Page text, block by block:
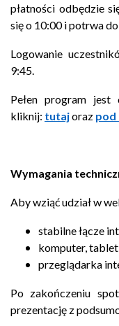
płatności odbędzie
się o 10:00 i potrwa
Logowanie
9:45.
Pełen program
kliknij: tutajoraz pod
Wymagania
Aby wziąć udział w
stabilne łącze
komputer,
przeglądarka
Po zakończeniu
prezentację z